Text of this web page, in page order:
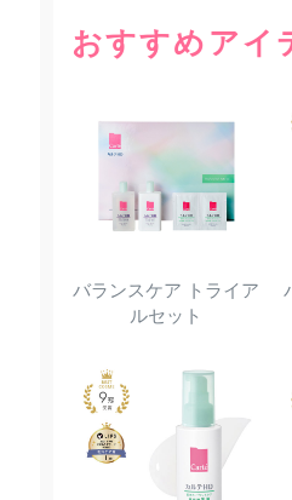
おすすめアイ
バランスケア トライア
ルセット